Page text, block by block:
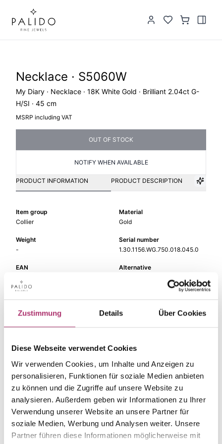
Zustimmung Details Über Cookies
Diese Webseite verwendet Cookies
Wir verwenden Cookies, um Inhalte und Anzeigen zu
personalisieren, Funktionen für soziale Medien anbieten
zu können und die Zugriffe auf unsere Website zu
analysieren. Außerdem geben wir Informationen zu Ihrer
Verwendung unserer Website an unsere Partner für
soziale Medien, Werbung und Analysen weiter. Unsere
Partner führen diese Informationen möglicherweise mit
Necklace · S5060W
My Diary · Necklace · 18K White Gold · Brilliant 2.04ct G-
H/SI · 45 cm
MSRP including VAT
OUT OF STOCK
NOTIFY WHEN AVAILABLE
PRODUCT INFORMATION PRODUCT DESCRIPTION
Item group
Collier
Material
Gold
Weight
-
Serial number
1.30.1156.WG.750.018.045.0
EAN
Alternative
Gem Type
Diamond
Gem
fc diamond
Width
-